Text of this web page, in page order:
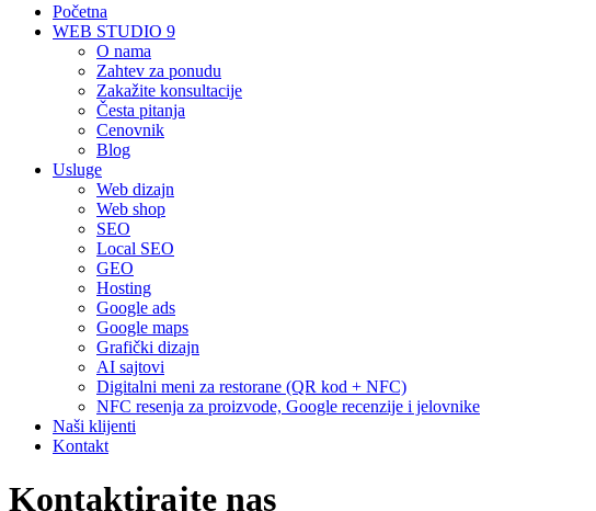
Početna
WEB STUDIO 9
O nama
Zahtev za ponudu
Zakažite konsultacije
Česta pitanja
Cenovnik
Blog
Usluge
Web dizajn
Web shop
SEO
Local SEO
GEO
Hosting
Google ads
Google maps
Grafički dizajn
AI sajtovi
Digitalni meni za restorane (QR kod + NFC)
NFC resenja za proizvode, Google recenzije i jelovnike
Naši klijenti
Kontakt
Kontaktirajte nas